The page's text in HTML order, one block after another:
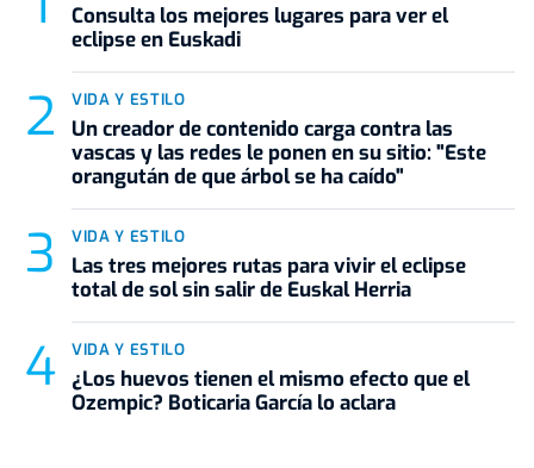
Consulta los mejores lugares para ver el
eclipse en Euskadi
VIDA Y ESTILO
Un creador de contenido carga contra las
vascas y las redes le ponen en su sitio: "Este
orangután de que árbol se ha caído"
VIDA Y ESTILO
Las tres mejores rutas para vivir el eclipse
total de sol sin salir de Euskal Herria
VIDA Y ESTILO
¿Los huevos tienen el mismo efecto que el
Ozempic? Boticaria García lo aclara